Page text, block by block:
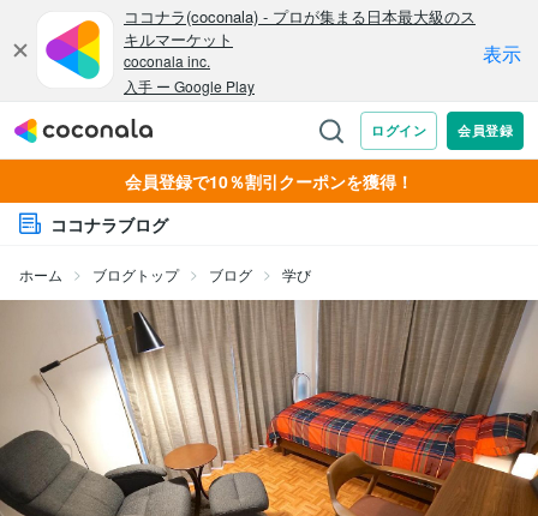
会員登録で10％割引クーポンを獲得！
ココナラブログ
ホーム ブログトップ ブログ 学び